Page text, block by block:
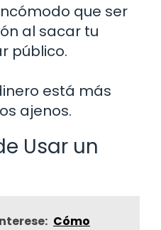
que ser
al sacar tu
público.
está más
ajenos.
Usar un
Cómo